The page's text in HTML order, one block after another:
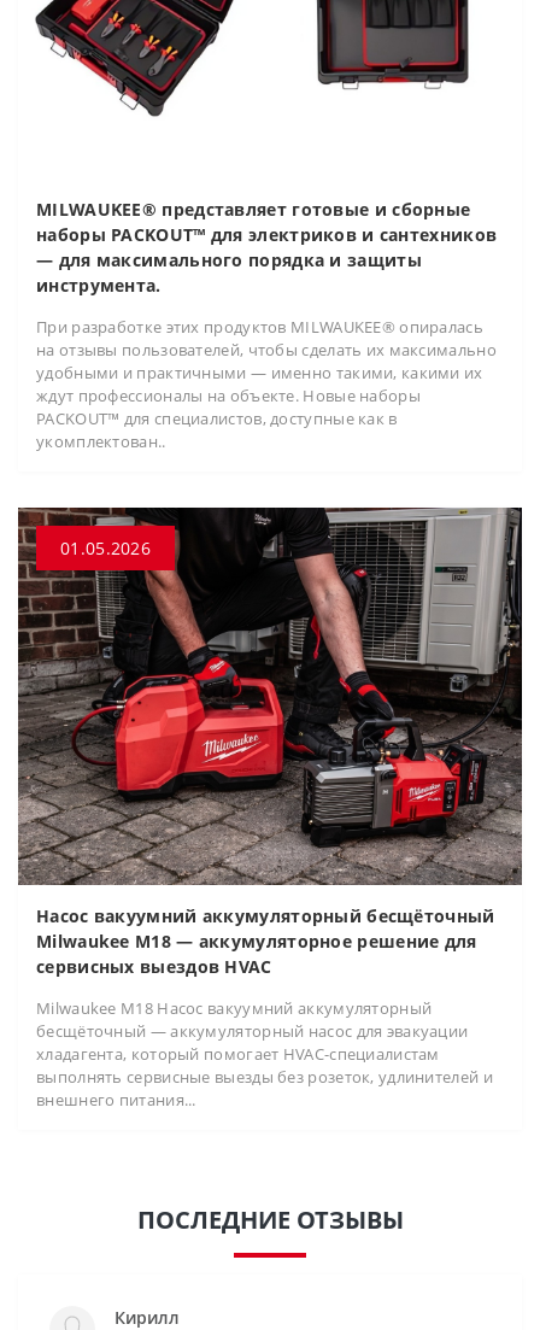
MILWAUKEE® представляет готовые и сборные
наборы PACKOUT™ для электриков и сантехников
— для максимального порядка и защиты
инструмента.
При разработке этих продуктов MILWAUKEE® опиралась
на отзывы пользователей, чтобы сделать их максимально
удобными и практичными — именно такими, какими их
ждут профессионалы на объекте. Новые наборы
PACKOUT™ для специалистов, доступные как в
укомплектован..
01.05.2026
Насос вакуумний аккумуляторный бесщёточный
Milwaukee M18 — аккумуляторное решение для
сервисных выездов HVAC
Milwaukee M18 Насос вакуумний аккумуляторный
бесщёточный — аккумуляторный насос для эвакуации
хладагента, который помогает HVAC-специалистам
выполнять сервисные выезды без розеток, удлинителей и
внешнего питания...
ПОСЛЕДНИЕ ОТЗЫВЫ
Кирилл